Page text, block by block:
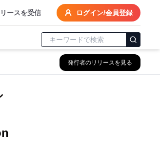
ースを受信 ログイン/会員登録
発行者のリリースを見る